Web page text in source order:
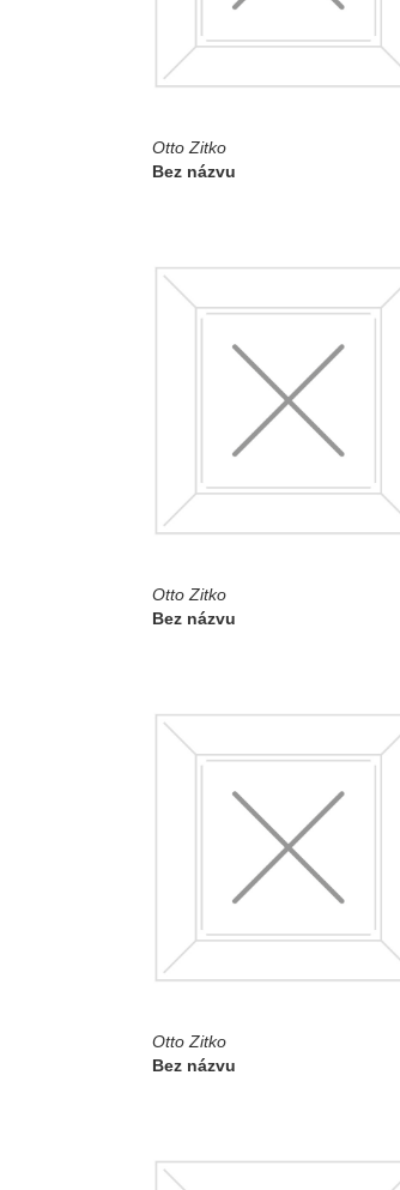
Otto Zitko
Bez názvu
Otto Zitko
Bez názvu
Otto Zitko
Bez názvu